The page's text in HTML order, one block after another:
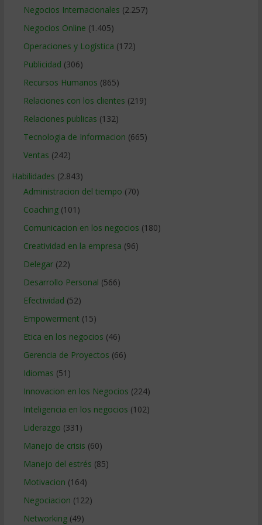
Negocios Internacionales (2.257)
Negocios Online (1.405)
Operaciones y Logística (172)
Publicidad (306)
Recursos Humanos (865)
Relaciones con los clientes (219)
Relaciones publicas (132)
Tecnologia de Informacion (665)
Ventas (242)
Habilidades (2.843)
Administracion del tiempo (70)
Coaching(101)
Comunicacion en los negocios (180)
Creatividad en la empresa (96)
Delegar(22)
Desarrollo Personal (566)
Efectividad (52)
Empowerment (15)
Etica en los negocios (46)
Gerencia de Proyectos (66)
Idiomas (51)
Innovacion en los Negocios (224)
Inteligencia en los negocios (102)
Liderazgo (331)
Manejo de crisis (60)
Manejo del estrés (85)
Motivacion (164)
Negociacion (122)
Networking(49)